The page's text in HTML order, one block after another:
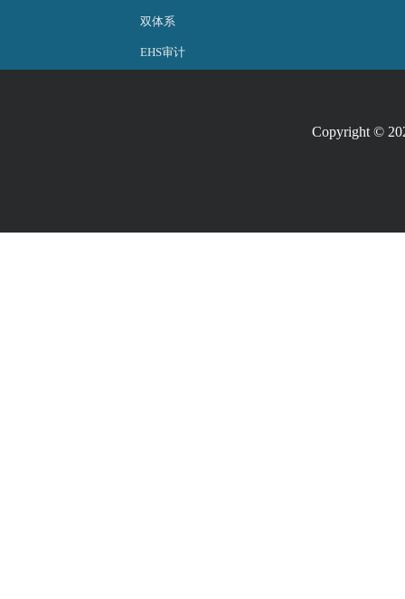
双体系
EHS审计
Copyright ©